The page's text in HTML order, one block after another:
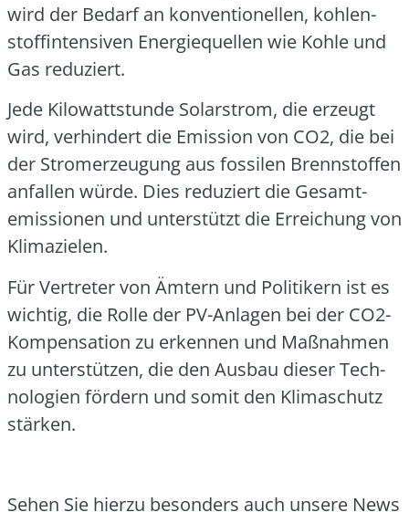
wird der Bedarf an kon­ven­tio­nel­len, koh­len­
stoff­in­ten­si­ven Ener­gie­quel­len wie Koh­le und
Gas redu­ziert.
Jede Kilo­watt­stun­de Solar­strom, die erzeugt
wird, ver­hin­dert die Emis­si­on von CO2, die bei
der Strom­erzeu­gung aus fos­si­len Brenn­stof­fen
anfal­len wür­de. Dies redu­ziert die Gesamt­
emis­sio­nen und unter­stützt die Errei­chung von
Kli­ma­zie­len.
Für Ver­tre­ter von Ämtern und Poli­ti­kern ist es
wich­tig, die Rol­le der PV-Anla­gen bei der CO2-
Kom­pen­sa­ti­on zu erken­nen und Maß­nah­men
zu unter­stüt­zen, die den Aus­bau die­ser Tech­
no­lo­gien för­dern und somit den Kli­ma­schutz
stär­ken.
Sehen Sie hier­zu beson­ders auch unse­re News